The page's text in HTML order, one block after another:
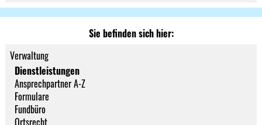
Sie befinden sich hier:
Verwaltung
Dienstleistungen
Ansprechpartner A-Z
Formulare
Fundbüro
Ortsrecht